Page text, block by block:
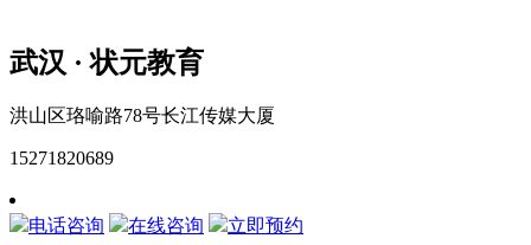
武汉 · 状元教育
洪山区珞喻路78号长江传媒大厦
15271820689
电话咨询
在线咨询 立即预约